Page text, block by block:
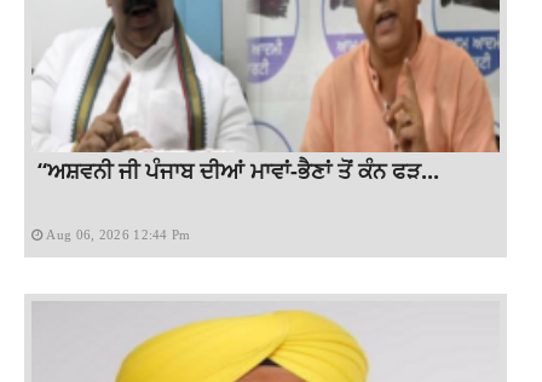
“ਅਸ਼ਵਨੀ ਜੀ ਪੰਜਾਬ ਦੀਆਂ ਮਾਵਾਂ-ਭੈਣਾਂ ਤੋਂ ਕੰਨ ਫੜ...
Aug 06, 2026 12:44 Pm